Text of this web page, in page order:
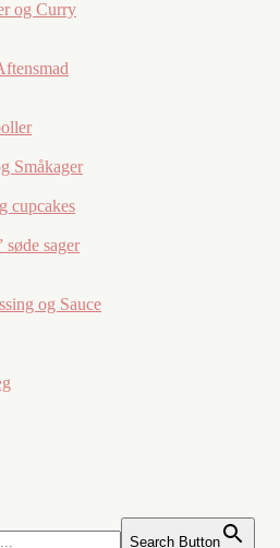
og Curry
Småkager
cupcakes
søde sager
og Sauce
Search Button